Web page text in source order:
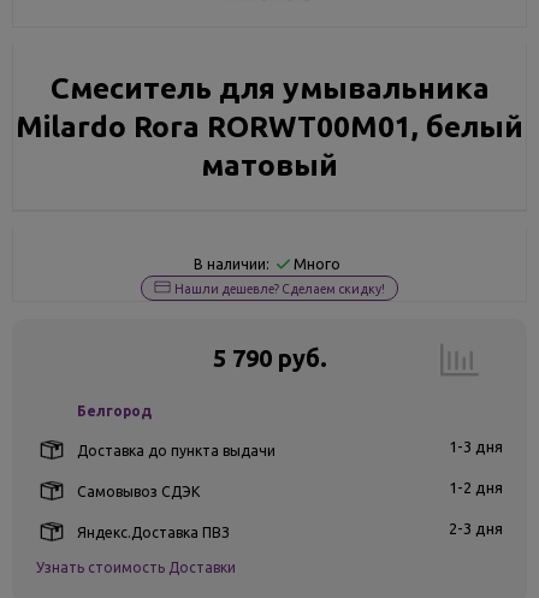
Смеситель для умывальника
Milardo Rora RORWT00M01, белый
матовый
В наличии: Много
Нашли дешевле? Сделаем скидку!
5 790 руб.
Белгород
Доставка до пункта выдачи 1-3 дня
Самовывоз СДЭК 1-2 дня
Яндекс.Доставка ПВЗ 2-3 дня
Узнать стоимость Доставки